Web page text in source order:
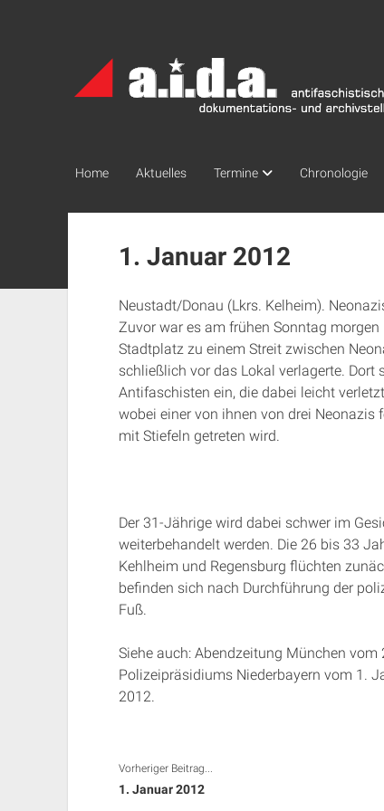
Archiv
München
Home Aktuelles Termine Chronologie
1. Januar 2012
Neustadt/Donau (Lkrs. Kelheim).
Zuvor war es am frühen Sonntag
Stadtplatz zu einem Streit zwischen
schließlich vor das Lokal verlagerte. Dort
Antifaschisten ein, die dabei leicht
wobei einer von ihnen von drei
mit Stiefeln getreten wird.
Der 31-Jährige wird dabei schwer im
weiterbehandelt werden. Die 26 bis 33
Kehlheim und Regensburg flüchten
befinden sich nach Durchführung der
Fuß.
Siehe auch: Abendzeitung München
Polizeipräsidiums Niederbayern vom 1.
2012.
Vorheriger Beitrag...
1. Januar 2012